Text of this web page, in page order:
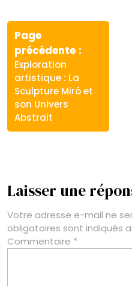
Navigation
de
l’article
Page
précédente
Exploration
artistique : La
Sculpture Miró et
son Univers
Abstrait
Laisser une
Votre adresse e-mail ne
obligatoires sont indiqués
Commentaire *